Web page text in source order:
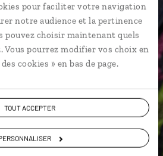
pour faciliter votre navigation
notre audience et la pertinence
pouvez choisir maintenant quels
Vous pourrez modifier vos choix en
cookies » en bas de page.
TOUT ACCEPTER
même interlocuteur avant,
votre voyage.
UN DEVIS
ou
voyage avec un spécialiste
Roumanie